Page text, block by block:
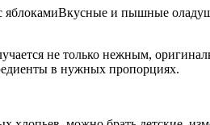
Вкусные и пышные
не только нежным,
в нужных пропорциях.